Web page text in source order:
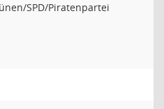
SPD/Piratenpartei